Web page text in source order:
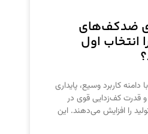
ضدکف‌های
انتخاب اول
کاربرد وسیع، پایداری
و قدرت کف‌زدایی قوی در
را افزایش می‌دهند. این